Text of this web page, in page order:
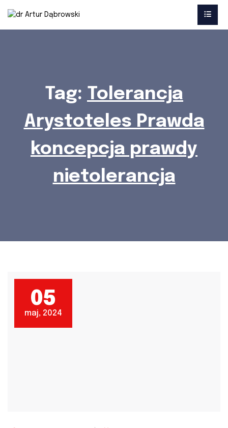
Tag: Tolerancja
Arystoteles Prawda
koncepcja prawdy
nietolerancja
05
maj, 2024